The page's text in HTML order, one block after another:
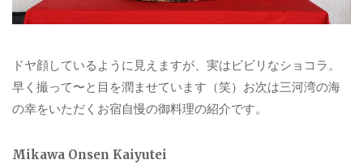
ドヤ顔しているように見えますが、実はビビリなショコラ。
早く撮って〜と目を潤ませています（笑）お次は三河湾の海
の幸をいただくお宿自慢の御料理の紹介です。
Mikawa Onsen Kaiyutei